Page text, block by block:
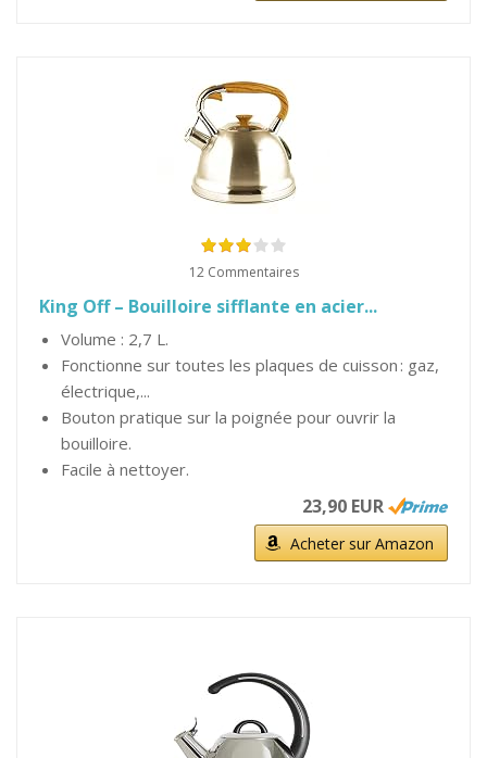
12 Commentaires
King Off – Bouilloire sifflante en acier...
Volume : 2,7 L.
Fonctionne sur toutes les plaques de cuisson : gaz,
électrique,...
Bouton pratique sur la poignée pour ouvrir la
bouilloire.
Facile à nettoyer.
23,90 EUR
Acheter sur Amazon